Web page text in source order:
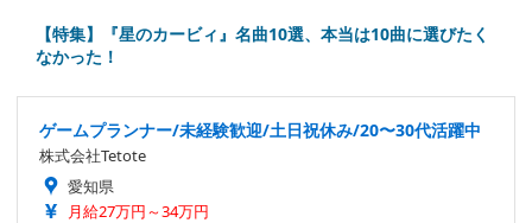
【特集】『星のカービィ』名曲10選、本当は10曲に選びたく
なかった！
ゲームプランナー/未経験歓迎/土日祝休み/20〜30代活躍中
株式会社Tetote
愛知県
月給27万円～34万円